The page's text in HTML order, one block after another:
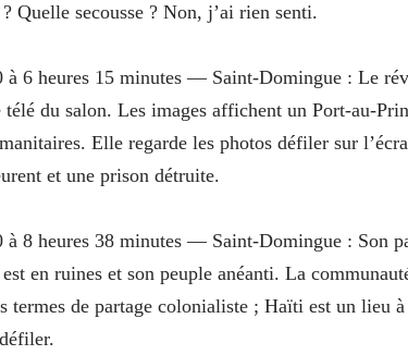
Quelle secousse ? Non, j’ai rien senti.
à 6 heures 15 minutes — Saint-Domingue : Le
du salon. Les images affichent un Port-au-
Elle regarde les photos défiler sur
et une prison détruite.
à 8 heures 38 minutes — Saint-Domingue : Son
en ruines et son peuple anéanti. La
termes de partage colonialiste ; Haïti est un lieu